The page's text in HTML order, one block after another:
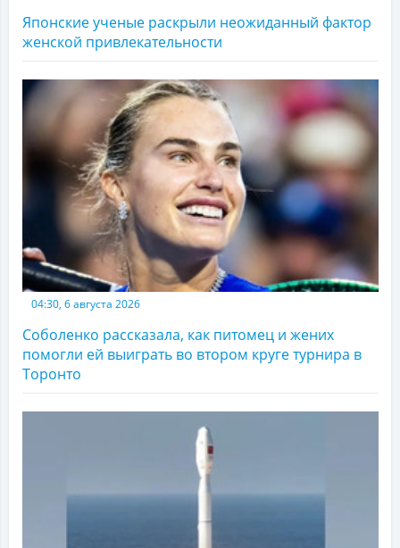
Японские ученые раскрыли неожиданный фактор
женской привлекательности
04:30, 6 августа 2026
Соболенко рассказала, как питомец и жених
помогли ей выиграть во втором круге турнира в
Торонто